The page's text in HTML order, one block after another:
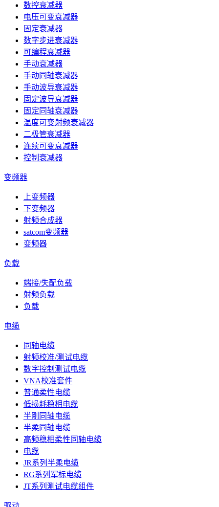
数控衰减器
电压可变衰减器
固定衰减器
数字步进衰减器
可编程衰减器
手动衰减器
手动同轴衰减器
手动波导衰减器
固定波导衰减器
固定同轴衰减器
温度可变射频衰减器
二极管衰减器
连续可变衰减器
控制衰减器
变频器
上变频器
下变频器
射频合成器
satcom变频器
变频器
负载
端接/失配负载
射频负载
负载
电缆
同轴电缆
射频校准/测试电缆
数字控制测试电缆
VNA校准套件
普通柔性电缆
低损耗稳相电缆
半刚同轴电缆
半柔同轴电缆
高频稳相柔性同轴电缆
电缆
JR系列半柔电缆
RG系列军标电缆
JT系列测试电缆组件